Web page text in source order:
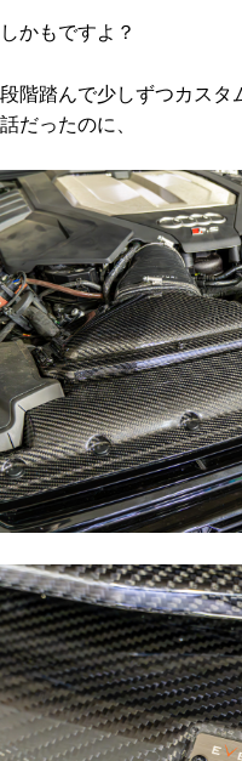
しかもですよ？
段階踏んで少しずつカスタ
話だったのに、